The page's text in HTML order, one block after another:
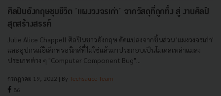
ศิลปินอังกฤษชุบชีวิต ‘แผงวงจรเก่า’ จากวัสดุที่ถูกทิ้ง สู่ งานศิลป์
สุดสร้างสรรค์
Julie Alice Chappell ศิลปินชาวอังกฤษ ดัดแปลงจากชิ้นส่วน 'แผงวงจรเก่า'
และอุปกรณ์อิเล็กทรอนิกส์ที่ไม่ใช่แล้วมาประกอบเป็นโมเดลเหล่าแมลง
ประเภทต่าง ๆ "Computer Component Bug"...
กรกฎาคม 19, 2022 | By Techsauce Team
86